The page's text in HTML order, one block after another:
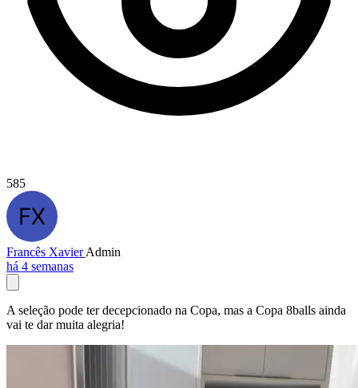
585
Francês XavierAdmin
há 4 semanas
A seleção pode ter decepcionado na Copa, mas a Copa 8balls ainda
vai te dar muita alegria!